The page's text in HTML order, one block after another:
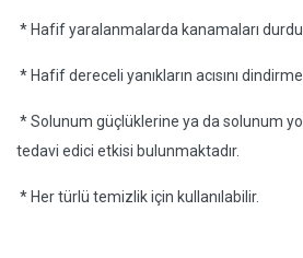
* Hafif yaralanmalarda kanamaları
* Hafif dereceli yanıkların acısını
* Solunum güçlüklerine ya da solunum
tedavi edici etkisi bulunmaktadır.
* Her türlü temizlik için kullanılabilir.